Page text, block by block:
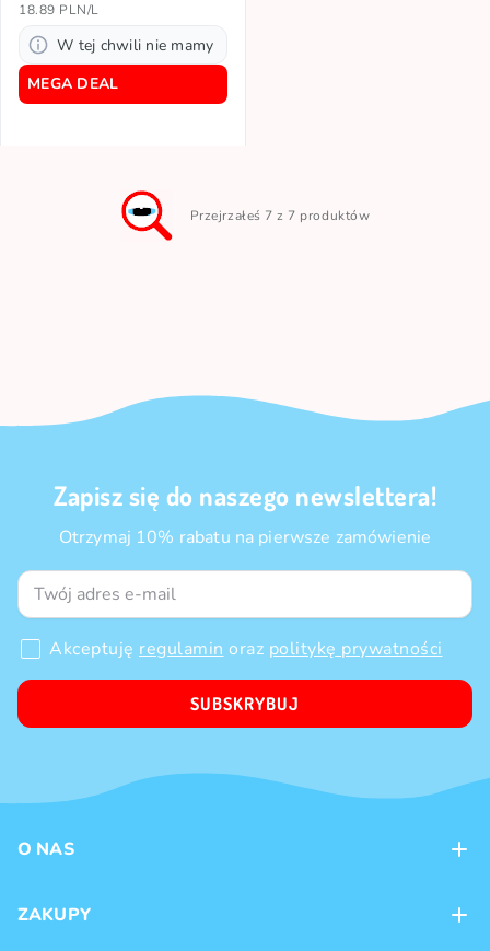
MEGA DEAL
18.89 PLN/L
W tej chwili nie mamy
Przejrzałeś 7 z 7 produktów
Zapisz się do naszego newslettera!
Otrzymaj 10% rabatu na pierwsze zamówienie
Akceptuję regulamin oraz politykę prywatności
SUBSKRYBUJ
O NAS
Sklepy
ZAKUPY